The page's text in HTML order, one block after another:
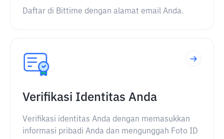
Daftar di Bittime dengan alamat email Anda.
Verifikasi Identitas Anda
Verifikasi identitas Anda dengan memasukkan
informasi pribadi Anda dan mengunggah Foto ID